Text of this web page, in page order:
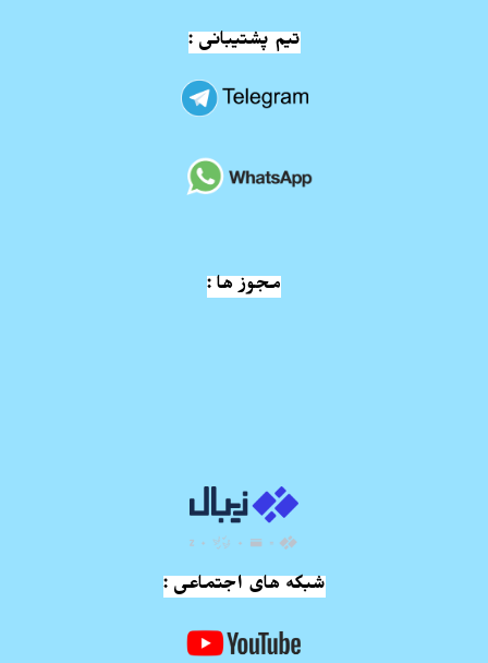
تیم پشتیبانی :
مجوز ها :
شبکه های اجتماعی :